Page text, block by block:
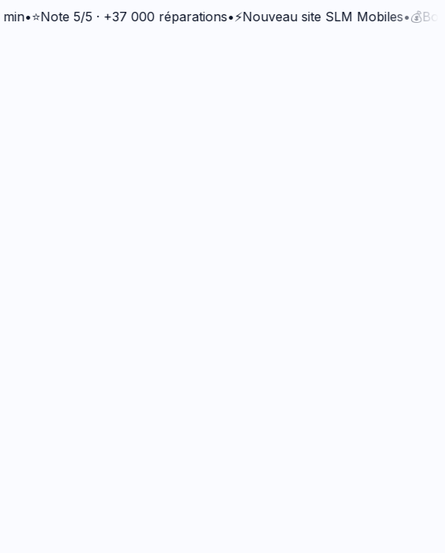
Note 5/5 · +37 000 réparations•⚡Nouveau site SLM Mobiles•💰Bonus